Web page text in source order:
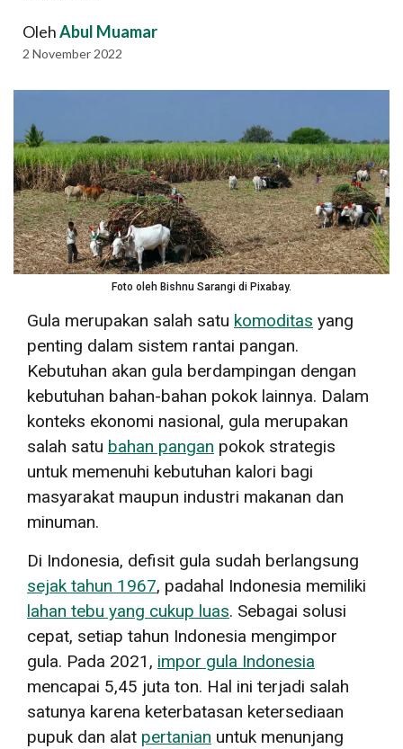
OlehAbul Muamar
2 November 2022
Foto oleh Bishnu Sarangi di Pixabay.
Gula merupakan salah satu komoditas yang
penting dalam sistem rantai pangan.
Kebutuhan akan gula berdampingan dengan
kebutuhan bahan-bahan pokok lainnya. Dalam
konteks ekonomi nasional, gula merupakan
salah satu bahan pangan pokok strategis
untuk memenuhi kebutuhan kalori bagi
masyarakat maupun industri makanan dan
minuman.
Di Indonesia, defisit gula sudah berlangsung
sejak tahun 1967, padahal Indonesia memiliki
lahan tebu yang cukup luas. Sebagai solusi
cepat, setiap tahun Indonesia mengimpor
gula. Pada 2021, impor gula Indonesia
mencapai 5,45 juta ton. Hal ini terjadi salah
satunya karena keterbatasan ketersediaan
pupuk dan alat pertanian untuk menunjang